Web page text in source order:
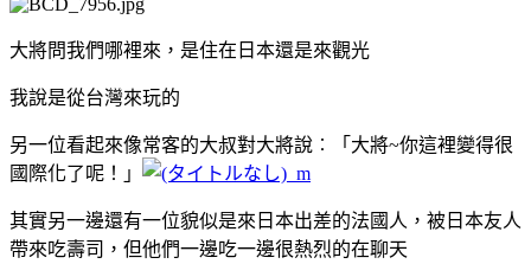
大將問我們哪裡來，是住在日本還是來觀光
我說是從台灣來玩的
另一位看起來像常客的大叔對大將說︰「大將~你這裡變得很
國際化了呢！」
其實另一邊還有一位貌似是來日本出差的法國人，被日本友人
帶來吃壽司，但他們一邊吃一邊很熱烈的在聊天